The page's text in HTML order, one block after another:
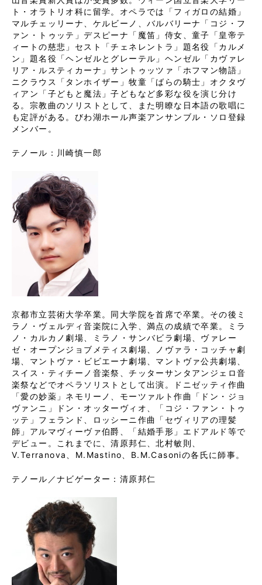
ト・オラトリオ科に留学。オペラでは「フィガロの結婚」
マルチェッリーナ、ケルビーノ、バルバリーナ「コジ・フ
ァン・トゥッテ」デスピーナ「魔笛」侍女、童子「皇帝テ
ィートの慈悲」セスト「チェネレントラ」題名役「カルメ
ン」題名役「ヘンゼルとグレーテル」ヘンゼル「カヴァレ
リア・ルスティカーナ」サントゥッツァ「ホフマン物語」
ニクラウス「タンホイザー」牧童「ばらの騎士」オクタヴ
ィアン「子どもと魔法」子どもなど多彩な役を演じ分け
る。宗教曲のソリストとして、また明瞭な日本語の歌唱に
も定評がある。びわ湖ホール声楽アンサンブル・ソロ登録
メンバー。
テノール：川崎慎一郎
京都市立芸術大学卒業。同大学院を首席で卒業。その後ミ
ラノ・ヴェルディ音楽院に入学、満点の成績で卒業。ミラ
ノ・カルカノ劇場、ミラノ・サンバビラ劇場、ヴァレー
ゼ・オープンジョブメティス劇場、ノヴァラ・コッチャ劇
場、マントヴァ・ビビエーナ劇場、マントヴァ公共劇場、
スイス・ティチーノ音楽祭、チッターサンタアンジェロ音
楽祭などでオペラソリストとして出演。ドニゼッティ作曲
「愛の妙薬」ネモリーノ、モーツァルト作曲「ドン・ジョ
ヴァンニ」ドン・オッターヴィオ、「コジ・ファン・トゥ
ッテ」フェランド、ロッシーニ作曲「セヴィリアの理髪
師」アルマヴィーヴァ伯爵、「結婚手形」エドアルド等で
デビュー。これまでに、清原邦仁、北村敏則、
V.Terranova、M.Mastino、B.M.Casoniの各氏に師事。
テノール／ナビゲーター：清原邦仁